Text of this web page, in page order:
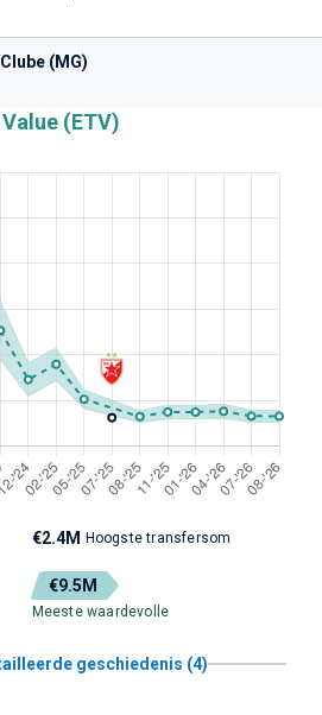
(MG)
(ETV)
€2.4M Hoogste transfersom
€9.5M
Meeste waardevolle
geschiedenis (4)